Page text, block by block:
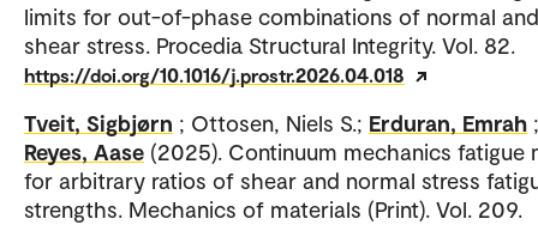
limits for out-of-phase combinations of normal and
shear stress. Procedia Structural Integrity. Vol. 82.
https://doi.org/10.1016/j.prostr.2026.04.018
Tveit, Sigbjørn ; Ottosen, Niels S.; Erduran, Emrah ;
Reyes, Aase (2025). Continuum mechanics fatigue
for arbitrary ratios of shear and normal stress
strengths. Mechanics of materials (Print). Vol. 209.